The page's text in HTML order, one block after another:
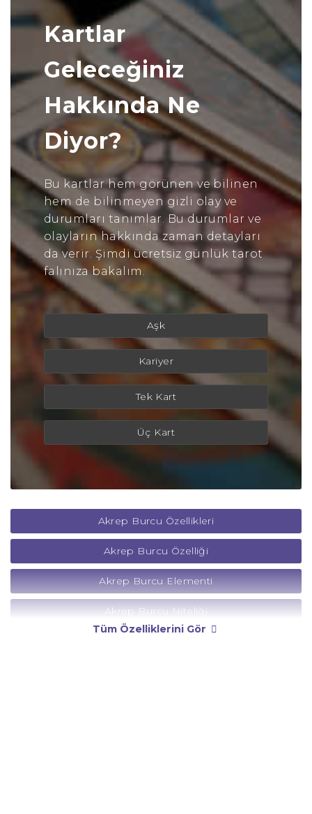
Kartlar
Geleceğiniz
Hakkında Ne
Diyor?
Bu kartlar hem görünen ve bilinen
hem de bilinmeyen gizli olay ve
durumları tanımlar. Bu durumlar ve
olayların hakkında zaman detayları
da verir. Şimdi ücretsiz günlük tarot
falınıza bakalım.
Aşk
Kariyer
Tek Kart
Üç Kart
Akrep Burcu Özellikleri
Akrep Burcu Özelliği
Akrep Burcu Elementi
Akrep Burcu Niteliği
Tüm Özelliklerini Gör